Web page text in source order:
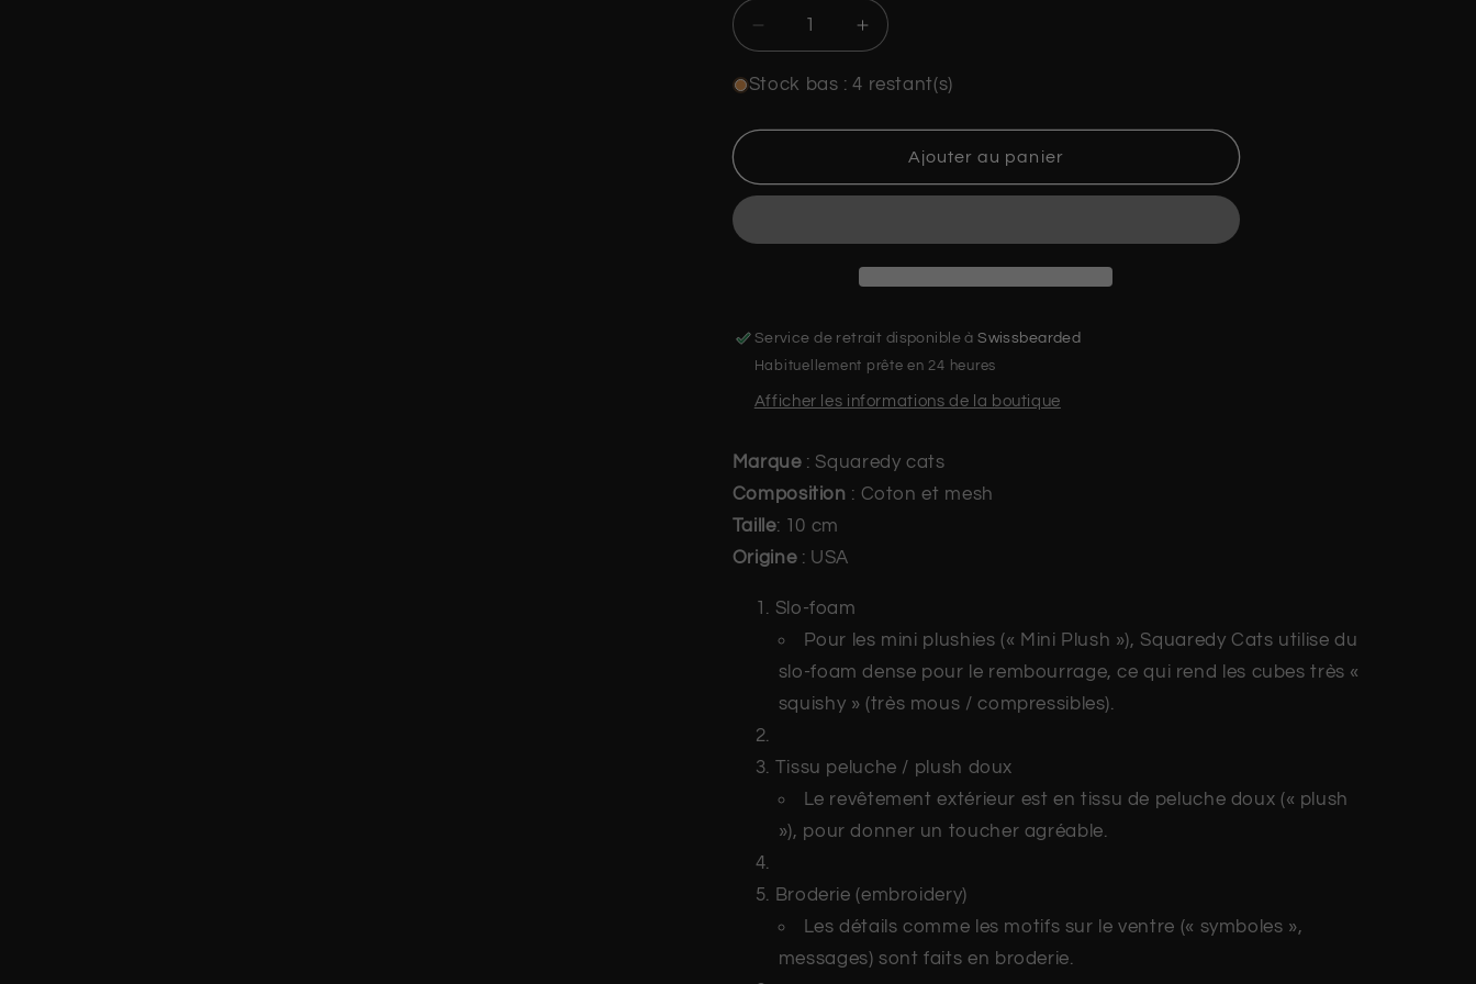
Réduire
la
quantité
Peluches
Squaredy
Augmenter
la
quantité
Peluches
moyenne-
Squaredy
Stock bas : 4 restant(s)
Ajouter au panier
Service de retrait disponible àSwissbearded
Habituellement prête en 24 heures
Afficher les informations de la boutique
Marque: Squaredy cats
Composition : Coton et mesh
Taille: 10 cm
Origine: USA
Slo-foam
Pour les mini plushies (« Mini Plush »), Squaredy Cats utilise du
slo-foam dense pour le rembourrage, ce qui rend les cubes très «
squishy » (très mous / compressibles).
Tissu peluche / plush doux
Le revêtement extérieur est en tissu de peluche doux (« plush
»), pour donner un toucher agréable.
Broderie (embroidery)
Les détails comme les motifs sur le ventre (« symboles »,
messages) sont faits en broderie.